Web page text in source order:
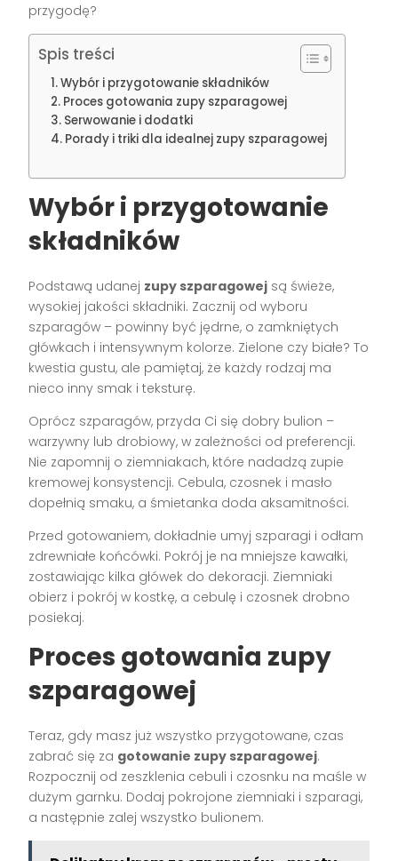
przygodę?
Spis treści
Wybór i przygotowanie składników
Proces gotowania zupy szparagowej
Serwowanie i dodatki
Porady i triki dla idealnej zupy szparagowej
Wybór i przygotowanie
składników
Podstawą udanej zupy szparagowej są świeże,
wysokiej jakości składniki. Zacznij od wyboru
szparagów – powinny być jędrne, o zamkniętych
główkach i intensywnym kolorze. Zielone czy białe? To
kwestia gustu, ale pamiętaj, że każdy rodzaj ma
nieco inny smak i teksturę.
Oprócz szparagów, przyda Ci się dobry bulion –
warzywny lub drobiowy, w zależności od preferencji.
Nie zapomnij o ziemniakach, które nadadzą zupie
kremowej konsystencji. Cebula, czosnek i masło
dopełnią smaku, a śmietanka doda aksamitności.
Przed gotowaniem, dokładnie umyj szparagi i odłam
zdrewniałe końcówki. Pokrój je na mniejsze kawałki,
zostawiając kilka główek do dekoracji. Ziemniaki
obierz i pokrój w kostkę, a cebulę i czosnek drobno
posiekaj.
Proces gotowania zupy
szparagowej
Teraz, gdy masz już wszystko przygotowane, czas
zabrać się za gotowanie zupy szparagowej.
Rozpocznij od zeszklenia cebuli i czosnku na maśle w
dużym garnku. Dodaj pokrojone ziemniaki i szparagi,
a następnie zalej wszystko bulionem.